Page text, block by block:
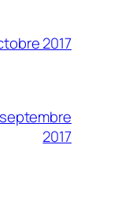
2017
2017